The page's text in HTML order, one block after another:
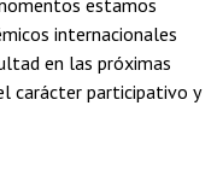
estamos
internacionales
en las próximas
carácter participativo y